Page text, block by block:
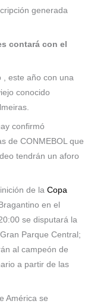
contará con el
, este año con una
conocido
confirmó
de CONMEBOL que
tendrán un aforo
de la Copa
en el
se disputará la
Parque Central;
al campeón de
a partir de las
América se